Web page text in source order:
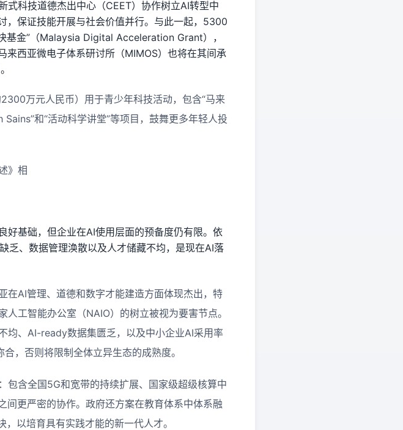
科技道德杰出中心（CEET）协作树立AI转型中
，保证技能开展与社会价值并行。与此一起，5300
基金”（Malaysia Digital Acceleration Grant），
来西亚微电子体系研讨所（MIMOS）也将在其间承
万元人民币）用于青少年科技活动，包含“马来
和“活动科学讲堂”等项目，鼓舞更多年轻人投
》相
好基础，但企业在AI使用层面的预备度仍有限。依
、数据管理涣散以及人才储藏不均，是现在AI落
在AI管理、道德和数字才能建造方面体现杰出，特
工智能办公室（NAIO）的树立被视为要害节点。
均、AI-ready数据集匮乏，以及中小企业AI采用率
，否则将限制全体立异生态的成熟度。
包含全国5G和宽带的持续扩展、国家级超级核算中
间更严密的协作。政府还方案在教育体系中体系融
以培育具有实践才能的新一代人才。